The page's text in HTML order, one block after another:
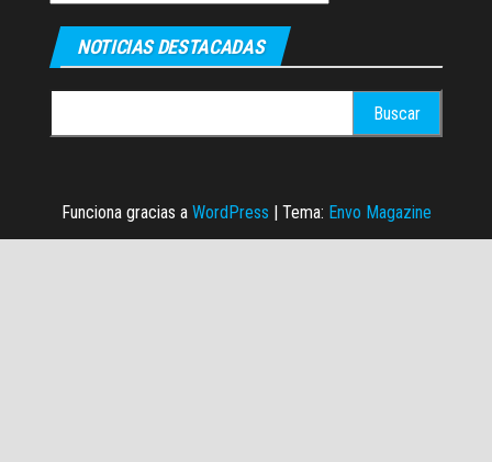
NOTICIAS DESTACADAS
Funciona gracias a WordPress | Tema: Envo Magazine